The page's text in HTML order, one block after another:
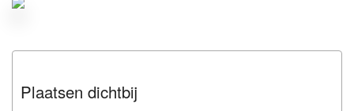
Plaatsen dichtbij